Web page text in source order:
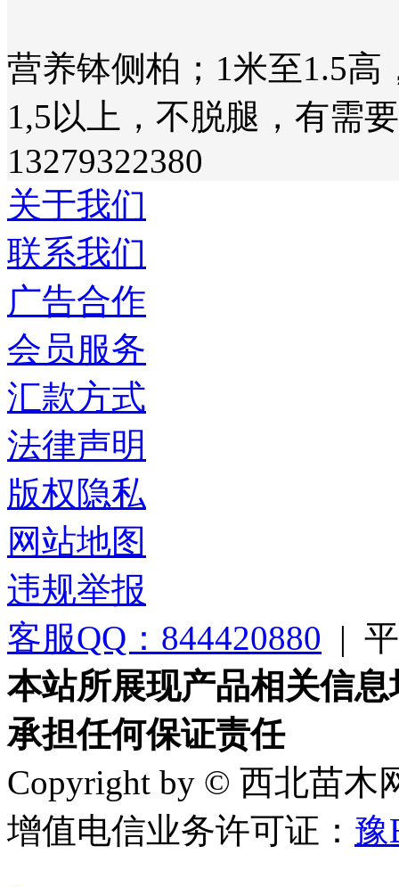
营养钵侧柏；1米至1.5
1,5以上，不脱腿，有需
13279322380
关于我们
联系我们
广告合作
会员服务
汇款方式
法律声明
版权隐私
网站地图
违规举报
客服QQ：844420880 |
本站所展现产品相关信
承担任何保证责任
Copyright by © 西北苗木
增值电信业务许可证： 豫